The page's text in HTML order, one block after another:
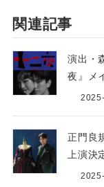
関連記事
演出・
夜』メ
正門良
上演決